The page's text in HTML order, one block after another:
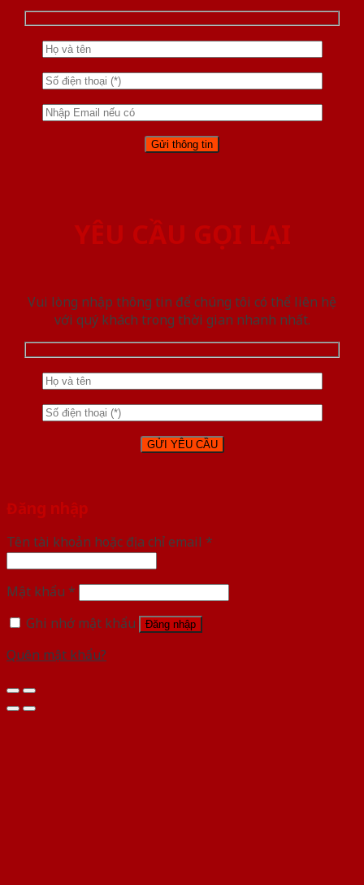
YÊU CẦU GỌI LẠI
Vui lòng nhập thông tin để chúng tôi có thể liên hệ
với quý khách trong thời gian nhanh nhất.
Đăng nhập
Tên tài khoản hoặc địa chỉ email *
Mật khẩu *
Ghi nhớ mật khẩu
Đăng nhập
Quên mật khẩu?